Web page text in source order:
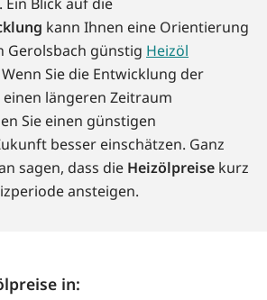
kann Ihnen eine Orientierung
Gerolsbach günstig Heizöl
Sie die Entwicklung der
längeren Zeitraum
Sie einen günstigen
besser einschätzen. Ganz
sagen, dass die Heizölpreise kurz
ansteigen.
in: